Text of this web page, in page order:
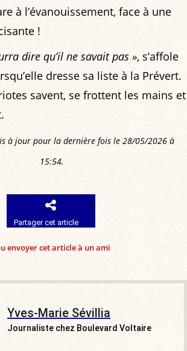
à l’évanouissement, face à une
!
dire qu’il ne savait pas », s’affole
dresse sa liste à la Prévert.
savent, se frottent les mains et
à jour pour la dernière fois le 28/05/2026 à
15:54.
Partager cet article
envoyer cet article à un ami
Yves-Marie Sévillia
Journaliste chez Boulevard Voltaire